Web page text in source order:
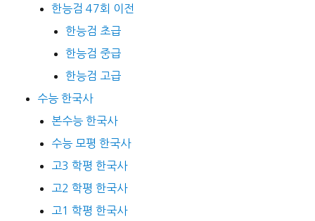
한능검 47회 이전
한능검 초급
한능검 중급
한능검 고급
수능 한국사
본수능 한국사
수능 모평 한국사
고3 학평 한국사
고2 학평 한국사
고1 학평 한국사